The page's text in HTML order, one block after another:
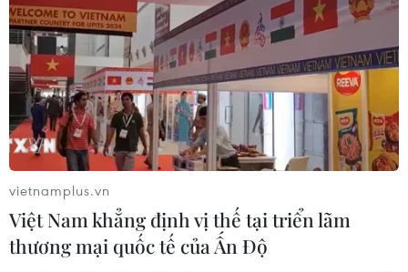
"TPP sẽ luôn là hình mẫu để các doanh
vietnamplus.vn
Việt Nam khẳng định vị thế tại triển lãm
thương mại quốc tế của Ấn Độ